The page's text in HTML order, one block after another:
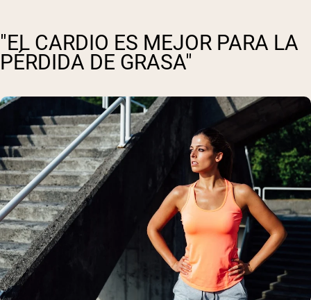
"EL CARDIO ES MEJOR PARA LA
PÉRDIDA DE GRASA"